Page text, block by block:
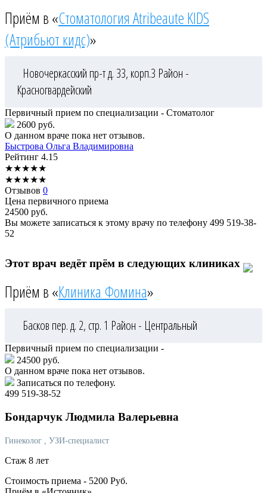
Приём в «Стоматология Atribeaute KIDS
(Атрибьют кидс)»
Новочеркасский пр-т д. 33, корп.3 Район -
Красногвардейский
Первичный прием по специализации - Стоматолог
2600 руб.
О данном враче пока нет отзывов.
Быстрова Ольга Владимировна
Рейтинг 4.15
★★★★★
★★★★★
Отзывов 0
Цена первичного приема
24500 руб.
Вы можете записаться к этому врачу по телефону 499 519-38-
52
Этот врач ведёт прём в следующих клиниках
Приём в «Клиника Фомина»
Басков пер. д. 2, стр. 1 Район - Центральный
Первичный прием по специализации -
24500 руб.
О данном враче пока нет отзывов.
Записаться по телефону.
499 519-38-52
Бондарчук Людмила Валерьевна
Гинеколог , УЗИ-специалист
Стаж 8 лет
Стоимость приема - 5200 Руб.